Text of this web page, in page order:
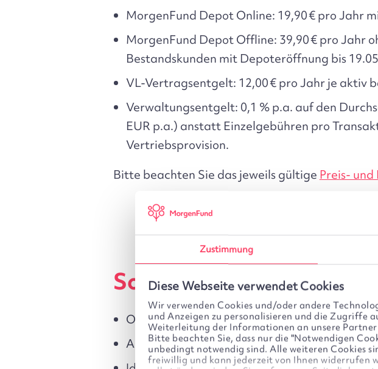
Zustimmung
Diese Webseite verwendet Cookies
Wir verwenden Cookies und/oder andere
und Anzeigen zu personalisieren und die Zugriffe
Weiterleitung der Informationen an unsere
Bitte beachten Sie, dass nur die "Notwendigen
unbedingt notwendig sind. Alle weiteren Cookies
freiwillig und kann jederzeit von Ihnen widerrufen
MorgenFund Depot Online: 19,90 € pro Jahr
MorgenFund Depot Offline: 39,90 € pro Jahr
Bestandskunden mit Depoteröffnung bis
VL-Vertragsentgelt: 12,00 € pro Jahr je aktiv
Verwaltungsentgelt: 0,1 % p.a. auf den
EUR p.a.) anstatt Einzelgebühren pro
Vertriebsprovision.
Bitte beachten Sie das jeweils gültige Preis-
So eröffnen Sie ein Depot
Online-Zugang erstellen: Registrieren Sie
Antrag ausfüllen:Füllen Sie den